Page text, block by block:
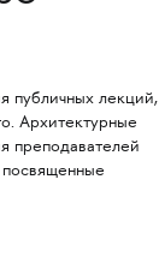
публичных лекций,
Архитектурные
преподавателей